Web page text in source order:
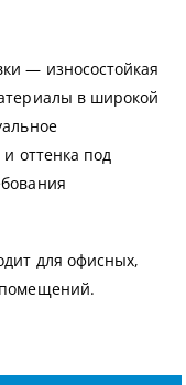
— износостойкая
в широкой
оттенка под
для офисных,